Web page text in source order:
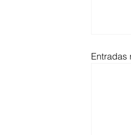
Entradas